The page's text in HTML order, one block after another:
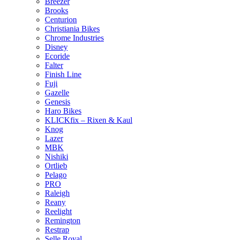
Brooks
Centurion
Christiania Bikes
Chrome Industries
Disney
Ecoride
Falter
Finish Line
Fuji
Gazelle
Genesis
Haro Bikes
KLICKfix – Rixen & Kaul
Knog
Lazer
MBK
Nishiki
Ortlieb
Pelago
PRO
Raleigh
Reany
Reelight
Remington
Restrap